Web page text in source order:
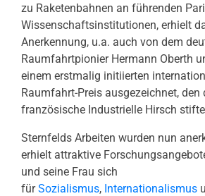
zu Raketenbahnen an führenden
Wissenschaftsinstitutionen, erhielt
Anerkennung, u.a. auch von dem
Raumfahrtpionier Hermann Oberth
einem erstmalig initiierten
Raumfahrt-Preis ausgezeichnet, den
französische Industrielle Hirsch
Sternfelds Arbeiten wurden nun
erhielt attraktive
und seine Frau sich
fürSozialismus, Internationalismus